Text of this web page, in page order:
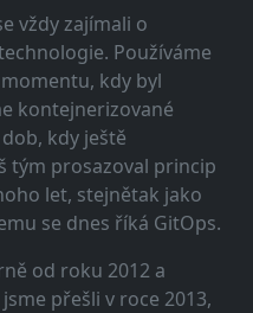
vždy zajímali o
Používáme
kdy byl
kontejnerizované
kdy ještě
tým prosazoval princip
let, stejnětak jako
se dnes říká GitOps.
od roku 2012 a
přešli v roce 2013,